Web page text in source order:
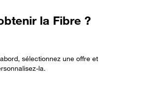
la Fibre ?
sélectionnez une offre et
la.